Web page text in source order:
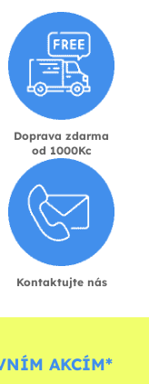
Doprava zdarma
od 1000Kc
Kontaktujte nás
AKCÍM*